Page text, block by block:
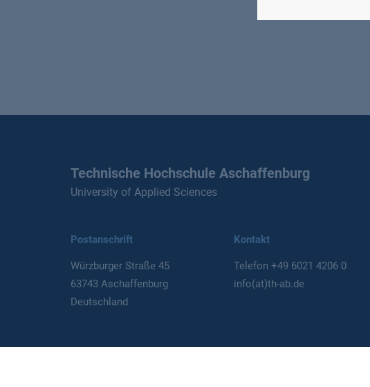
Technische Hochschule Aschaffenburg
University of Applied Sciences
Postanschrift
Würzburger Straße 45
63743 Aschaffenburg
Deutschland
Kontakt
Telefon +49 6021 4206 0
info(at)th-ab.de